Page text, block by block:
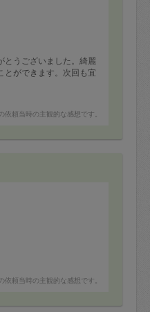
とうございました。綺麗
とができます。次回も宜
依頼当時の主観的な感想です。
依頼当時の主観的な感想です。